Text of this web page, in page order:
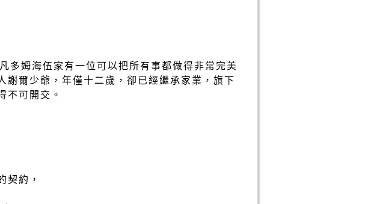
多姆海伍家有一位可以把所有事都做得非常完美
謝爾少爺，年僅十二歲，卻已經繼承家業，旗下
不可開交。
契約，